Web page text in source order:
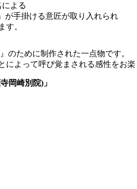
よる
が手掛ける意匠が取り入れられ
す。
のために制作された一点物です。
よって呼び覚まされる感性をお楽
岡崎別院)」